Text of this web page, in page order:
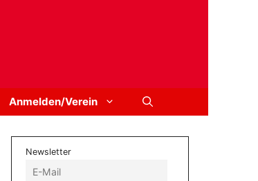
Anmelden/Verein
Newsletter